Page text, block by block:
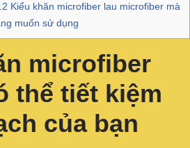
Kiểu khăn microfiber lau microfiber mà
muốn sử dụng
microfiber
thể tiết kiệm
của bạn